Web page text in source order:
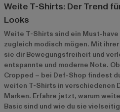
Weite T-Shirts: Der Trend
Looks
Weite T-Shirts sind ein Must-
zugleich modisch mögen. Mit
sie dir Bewegungsfreiheit und
entspannte und moderne Note.
Cropped – bei Def-Shop findest
weiten T-Shirts in verschiedenen
Marken. Erfahre jetzt, warum
Basic sind und wie du sie